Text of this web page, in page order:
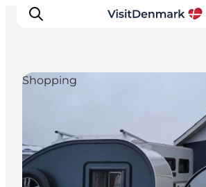
Destinationer
Oplevelser
Overnatning
Shopping